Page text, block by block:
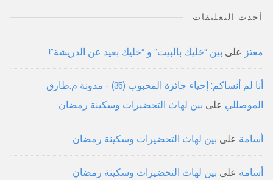
أحدث التعليقات
معتز على بين “خليك بالبيت” و “خليك بعيد عن الدريشة”!
أنا لم أنساكم: إحياء جائزة المحبوب (35) - مدونة م.طارق
الموصللي على بين لهاث التحضيرات وسكينة رمضان
أسامة على بين لهاث التحضيرات وسكينة رمضان
أسامة على بين لهاث التحضيرات وسكينة رمضان